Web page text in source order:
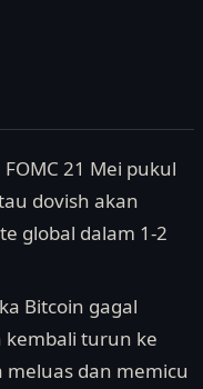
21 Mei pukul
dovish akan
global dalam 1-2
Bitcoin gagal
kembali turun ke
meluas dan memicu